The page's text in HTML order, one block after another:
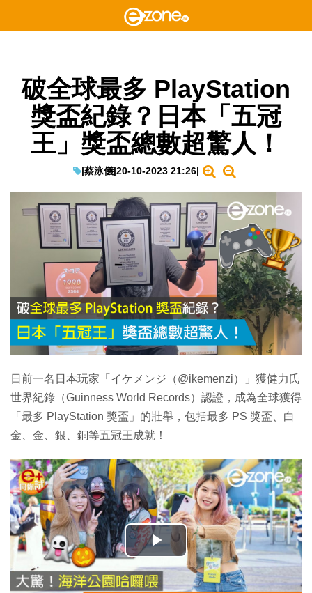
破全球最多 PlayStation
獎盃紀錄？日本「五冠
王」獎盃總數超驚人！
|蔡泳儀|20-10-2023 21:26|
日前一名日本玩家「イケメンジ（@ikemenzi）」獲健力氏
世界紀錄（Guinness World Records）認證，成為全球獲得
「最多 PlayStation 獎盃」的壯舉，包括最多 PS 獎盃、白
金、金、銀、銅等五冠王成就！
播
放